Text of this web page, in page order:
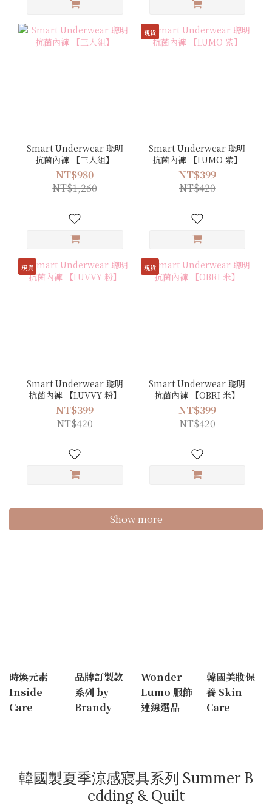
Smart Underwear 聰明
抗菌內褲 【三入組】
NT$980
NT$1,260
現貨
Smart Underwear 聰明
抗菌內褲 【LUMO 紫】
NT$399
NT$420
現貨
Smart Underwear 聰明
抗菌內褲 【LUVVY 粉】
NT$399
NT$420
現貨
Smart Underwear 聰明
抗菌內褲 【OBRI 米】
NT$399
NT$420
Show more
時煥元素
Inside
Care
品牌訂製款
系列 by
Brandy
Wonder
Lumo 服飾
連線選品
韓國美妝保
養 Skin
Care
韓國製夏季涼感寢具系列 Summer B
edding & Quilt